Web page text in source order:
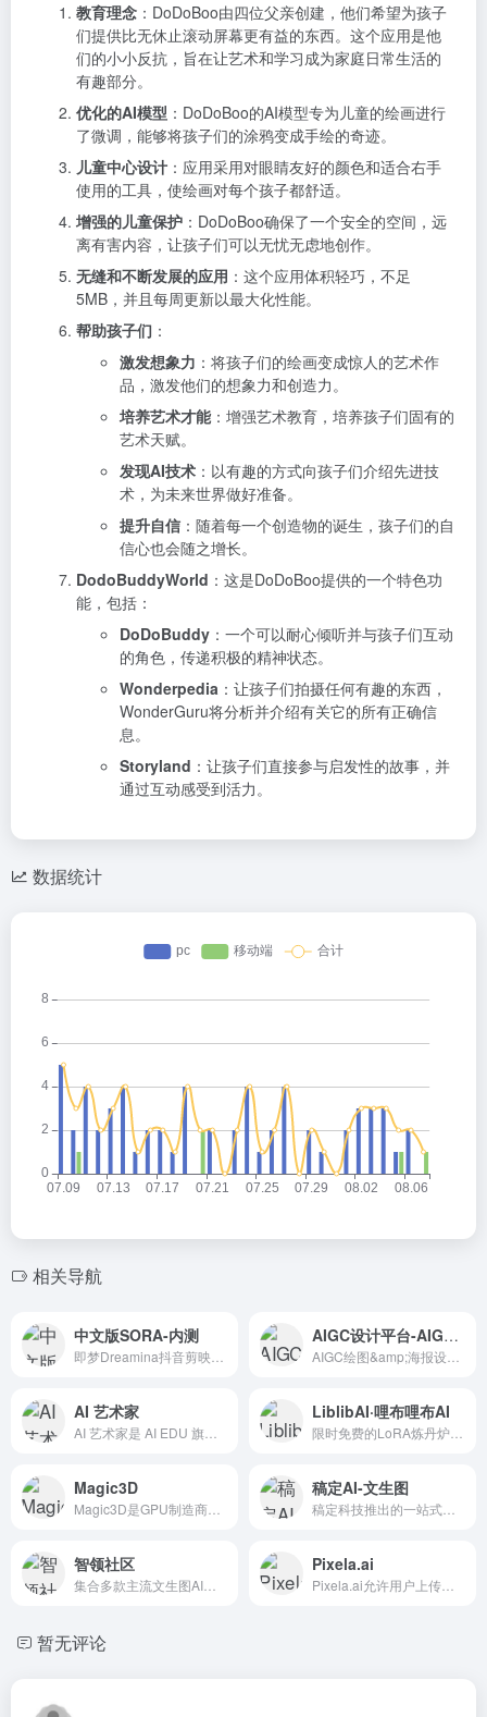
教育理念 ：DoDoBoo由四位父亲创建，他们希望为孩子
们提供比无休止滚动屏幕更有益的东西。这个应用是他
们的小小反抗，旨在让艺术和学习成为家庭日常生活的
有趣部分。
优化的AI模型 ：DoDoBoo的AI模型专为儿童的绘画进行
了微调，能够将孩子们的涂鸦变成手绘的奇迹。
儿童中心设计 ：应用采用对眼睛友好的颜色和适合右手
使用的工具，使绘画对每个孩子都舒适。
增强的儿童保护 ：DoDoBoo确保了一个安全的空间，远
离有害内容，让孩子们可以无忧无虑地创作。
无缝和不断发展的应用 ：这个应用体积轻巧，不足
5MB，并且每周更新以最大化性能。
帮助孩子们 ：
激发想象力 ：将孩子们的绘画变成惊人的艺术作
品，激发他们的想象力和创造力。
培养艺术才能：增强艺术教育，培养孩子们固有的
艺术天赋。
发现AI技术 ：以有趣的方式向孩子们介绍先进技
术，为未来世界做好准备。
提升自信 ：随着每一个创造物的诞生，孩子们的自
信心也会随之增长。
DodoBuddyWorld ：这是DoDoBoo提供的一个特色功
能，包括：
DoDoBuddy ：一个可以耐心倾听并与孩子们互动
的角色，传递积极的精神状态。
Wonderpedia ：让孩子们拍摄任何有趣的东西，
WonderGuru将分析并介绍有关它的所有正确信
息。
Storyland ：让孩子们直接参与启发性的故事，并
通过互动感受到活力。
数据统计
相关导航
中文版SORA-内测 AIGC设计平台-AIGCFULL
AI 艺术家 LiblibAI·哩布哩布AI
Magic3D 稿定AI-文生图
智领社区 Pixela.ai
暂无评论